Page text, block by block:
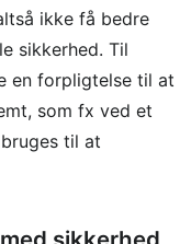
ikke få bedre
sikkerhed. Til
en forpligtelse til at
som fx ved et
til at